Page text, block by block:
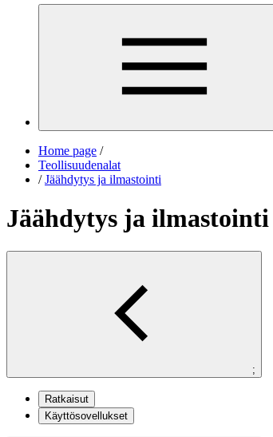
Home page /
Teollisuudenalat
/ Jäähdytys ja ilmastointi
Jäähdytys ja ilmastointi
;
Ratkaisut
Käyttösovellukset